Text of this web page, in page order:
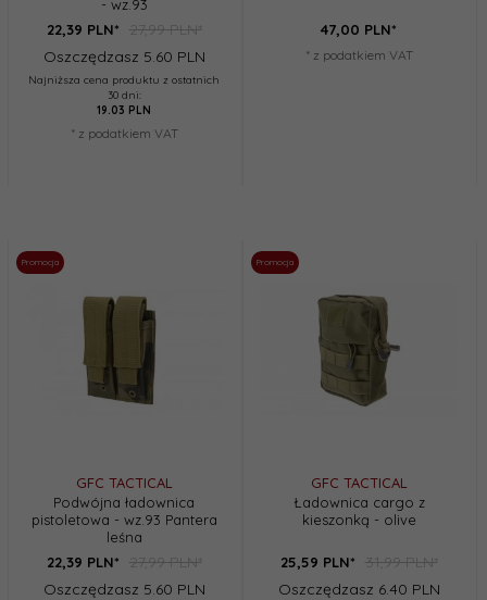
- wz.93
22,39 PLN*
27,99 PLN*
Oszczędzasz 5.60 PLN
Najniższa cena produktu z ostatnich
30 dni:
19.03 PLN
* z podatkiem VAT
47,00 PLN*
* z podatkiem VAT
Promocja
GFC TACTICAL
Podwójna ładownica
pistoletowa - wz.93 Pantera
leśna
22,39 PLN*
27,99 PLN*
Oszczędzasz 5.60 PLN
Promocja
GFC TACTICAL
Ładownica cargo z
kieszonką - olive
25,59 PLN*
31,99 PLN*
Oszczędzasz 6.40 PLN